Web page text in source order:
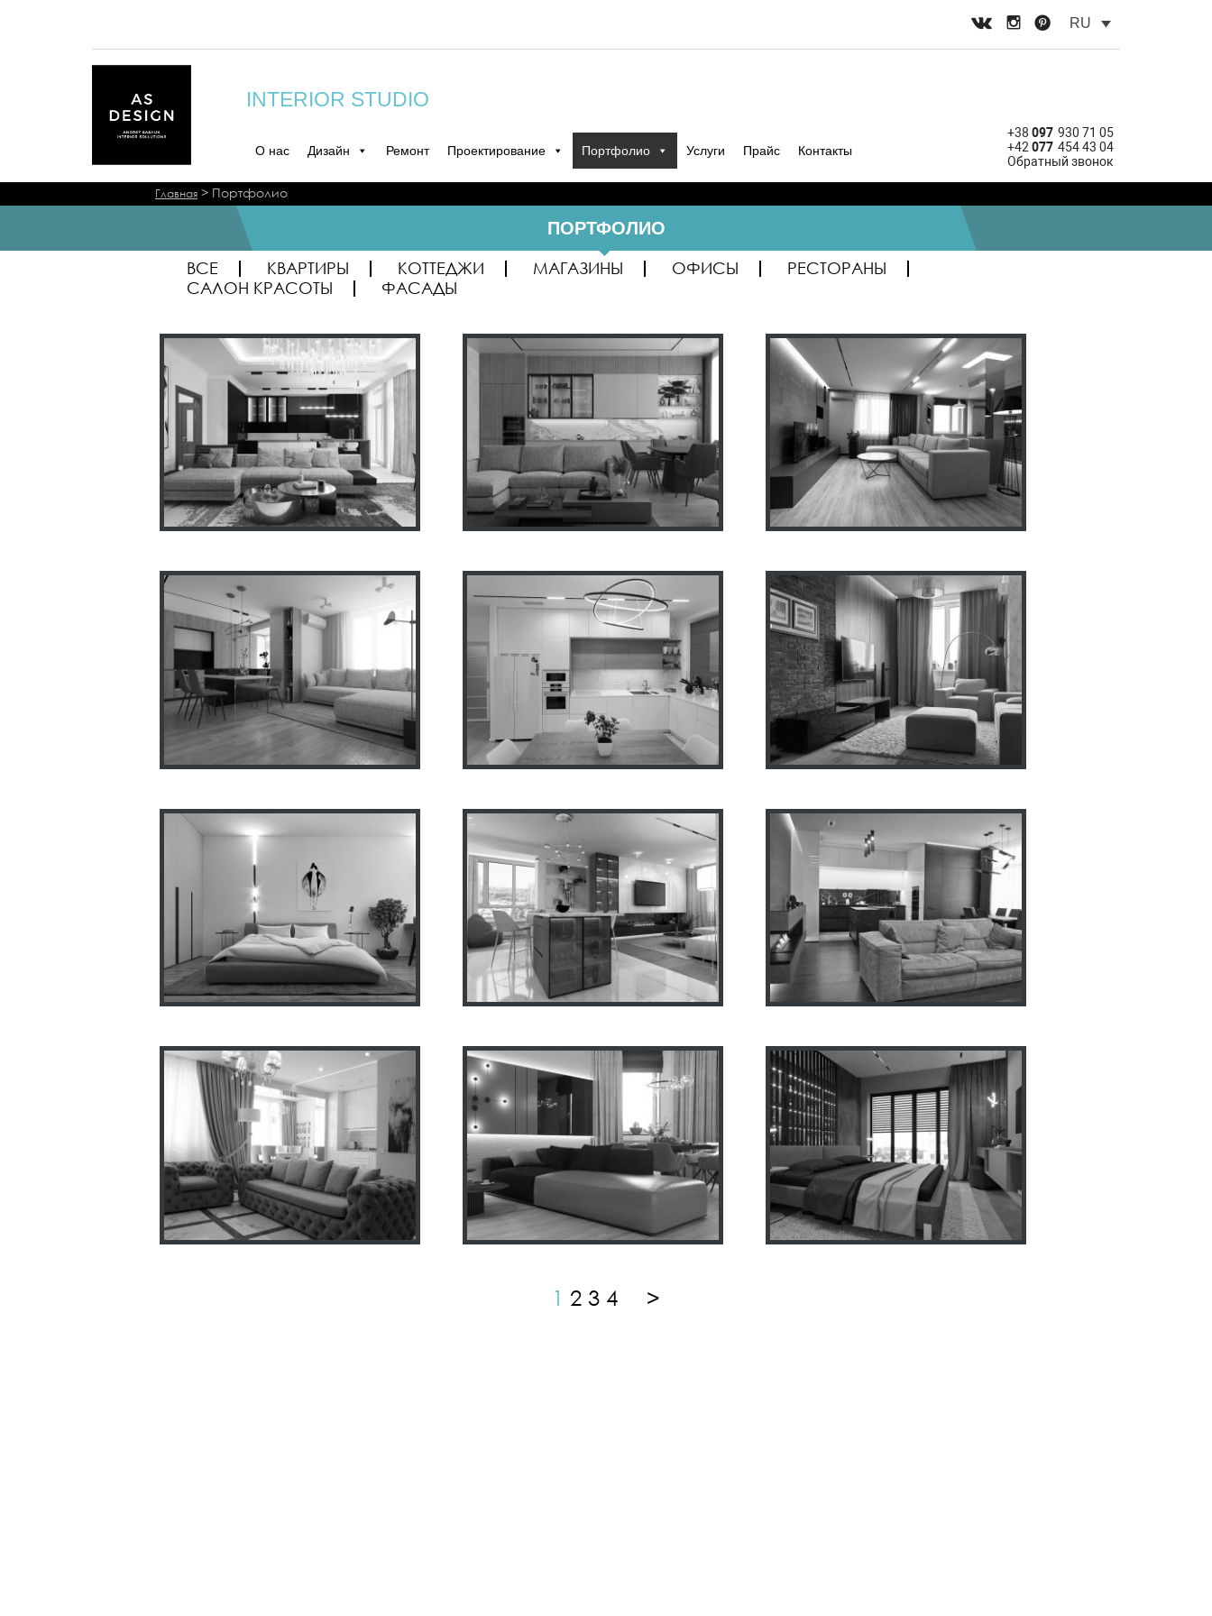
RU
INTERIOR STUDIO
О нас Дизайн Ремонт Проектирование Портфолио Услуги Прайс Контакты
+38 097 930 71 05
+42 077 454 43 04
Обратный звонок
Главная > Портфолио
ПОРТФОЛИО
ВСЕ
КВАРТИРЫ КОТТЕДЖИ МАГАЗИНЫ ОФИСЫ
РЕСТОРАНЫ
САЛОН КРАСОТЫ
ФАСАДЫ
Квартира LUX Лазурный
Берег 180м2
Интерьер квартиры
Opetalova 1
Интерьер квартиры ЖК
Пролисок г. Харьков, пр.
Московский
Квартира минимализм ЖК “Павловский квартал”
Квартира 74м2
ул.Балакирева,17
Интерьер таунхауса
г.Харьков ул.Комбайновская
Дизайн квартиры
Ул.Елизаветенская ЖК
Левада
Интерьер квартиры ЖК
Фаворит 180м2
Двухуровневая квартира 70
м2
Квартира ЖК “Сокольники”
70м2
Дизайн интерьера квартиры
Прага 10
1 2 3 4 >